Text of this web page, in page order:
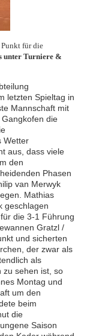
für die
unter Turniere &
letzten Spieltag in
Mannschaft mit
die
Wetter
aus, dass viele
den
Phasen
van Merwyk
Mathias
geschlagen
die 3-1 Führung
Gratzl /
und sicherten
der zwar als
als
zu sehen ist, so
Montag und
um den
beim
die
Saison